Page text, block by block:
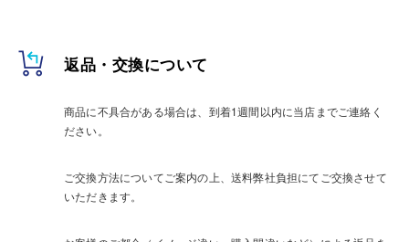
返品・交換について
商品に不具合がある場合は、到着1週間以内に当店までご連絡く
ださい。
ご交換方法についてご案内の上、送料弊社負担にてご交換させて
いただきます。